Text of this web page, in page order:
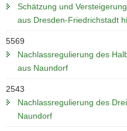
Schätzung und
aus Dresden-Friedrichstadt
5569
Nachlassregulierung des
aus Naundorf
2543
Nachlassregulierung des
Naundorf